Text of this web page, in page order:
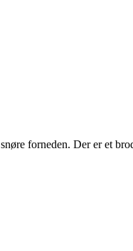
forneden. Der er et